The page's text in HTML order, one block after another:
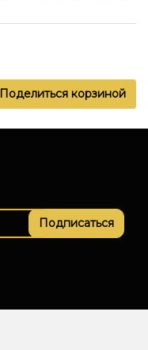
Поделиться корзиной
Подписаться